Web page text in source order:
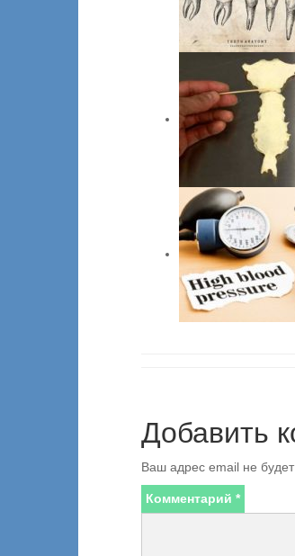
Добавить
Ваш адрес email не будет
Комментарий *